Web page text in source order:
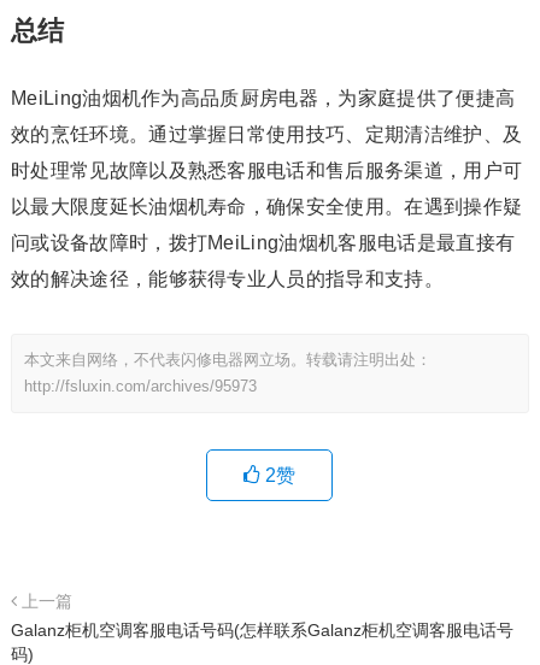
总结
MeiLing油烟机作为高品质厨房电器，为家庭提供了便捷高
效的烹饪环境。通过掌握日常使用技巧、定期清洁维护、及
时处理常见故障以及熟悉客服电话和售后服务渠道，用户可
以最大限度延长油烟机寿命，确保安全使用。在遇到操作疑
问或设备故障时，拨打MeiLing油烟机客服电话是最直接有
效的解决途径，能够获得专业人员的指导和支持。
本文来自网络，不代表闪修电器网立场。转载请注明出处：
http://fsluxin.com/archives/95973
2赞
上一篇
Galanz柜机空调客服电话号码(怎样联系Galanz柜机空调客服电话号
码)